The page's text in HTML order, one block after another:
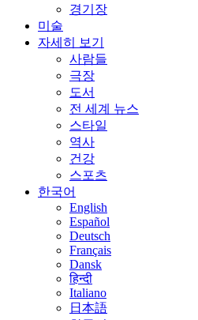
경기장
미술
자세히 보기
사람들
극장
도서
전 세계 뉴스
스타일
역사
건강
스포츠
한국어
English
Español
Deutsch
Français
Dansk
हिन्दी
Italiano
日本語